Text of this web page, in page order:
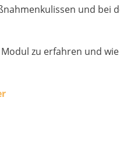
und bei
zu erfahren und